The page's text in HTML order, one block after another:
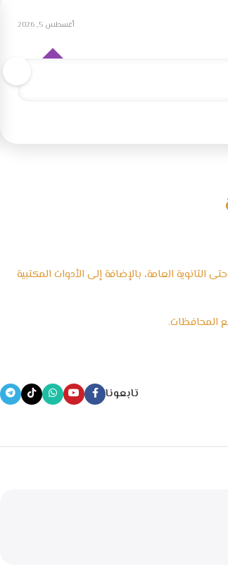
أغسطس 5, 2026
العامة، بالإضافة إلى الأدوات المكتبية
المحافظات.
تابعونا